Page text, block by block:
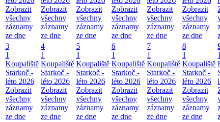
Zobrazit
všechny
záznamy
ze dne
Zobrazit
všechny
záznamy
ze dne
Zobrazit
všechny
záznamy
ze dne
Zobrazit
všechny
záznamy
ze dne
Zobrazit
všechny
záznamy
ze dne
Zobrazit
všechny
záznamy
ze dne
3
1
Koupaliště
Starkoč -
léto 2026
Zobrazit
všechny
záznamy
ze dne
4
1
Koupaliště
Starkoč -
léto 2026
Zobrazit
všechny
záznamy
ze dne
5
1
Koupaliště
Starkoč -
léto 2026
Zobrazit
všechny
záznamy
ze dne
6
1
Koupaliště
Starkoč -
léto 2026
Zobrazit
všechny
záznamy
ze dne
7
1
Koupaliště
Starkoč -
léto 2026
Zobrazit
všechny
záznamy
ze dne
8
1
Koupaliště
Starkoč -
léto 2026
Zobrazit
všechny
záznamy
ze dne